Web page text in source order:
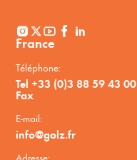
France
Téléphone:
Tel +33 (0)3 88 59 43 00
Fax
E-mail:
info@golz.fr